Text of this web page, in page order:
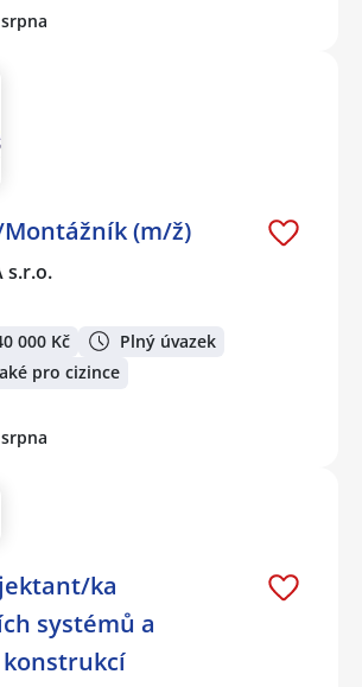
(m/ž)
s.r.o.
000 Kč
Plný úvazek
pro cizince
ka
systémů a